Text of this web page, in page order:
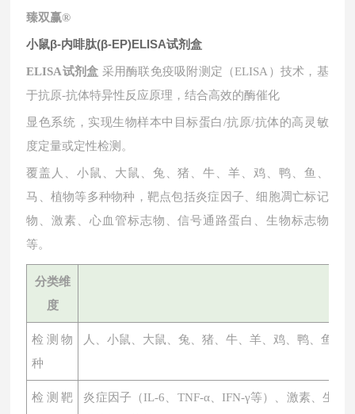
臻双赢®
小鼠β-内啡肽(β-EP)ELISA试剂盒
ELISA试剂盒 采用酶联免疫吸附测定（ELISA）技术，基
于抗原-抗体特异性反应原理，结合高效的酶催化
显色系统，实现生物样本中目标蛋白/抗原/抗体的高灵敏
度定量或定性检测。
覆盖人、小鼠、大鼠、兔、猪、牛、羊、鸡、鸭、鱼、
马、植物等多种物种，靶点包括炎症因子、细胞凋亡标记
物、激素、心血管标志物、信号通路蛋白、生物标志物
等。
分类维
度
检测物
种
人、小鼠、大鼠、兔、猪、牛、羊、鸡、鸭、鱼、
检测靶
炎症因子（IL-6、TNF-α、IFN-γ等）、激素、生物